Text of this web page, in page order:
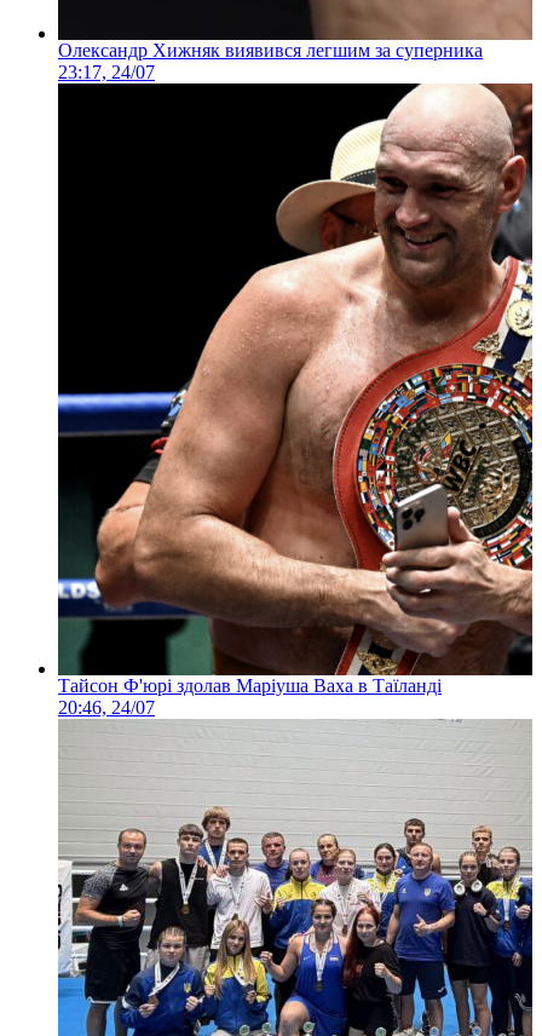
Олександр Хижняк виявився легшим за суперника
23:17, 24/07
Тайсон Ф'юрі здолав Маріуша Ваха в Таїланді
20:46, 24/07